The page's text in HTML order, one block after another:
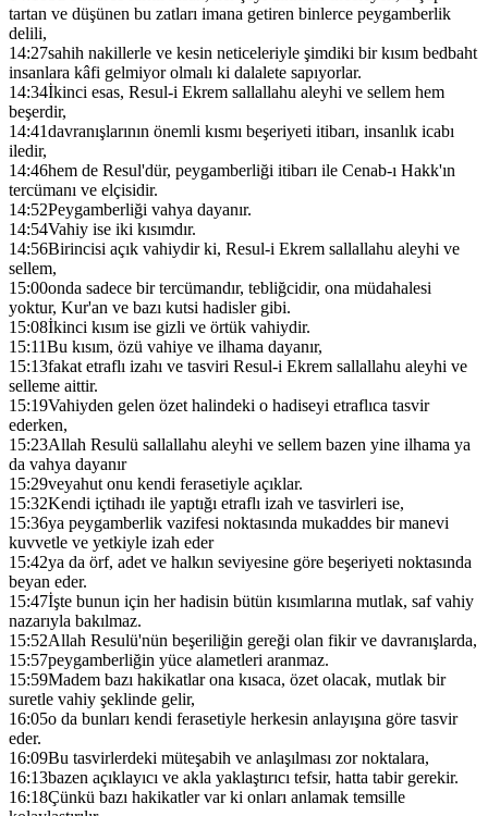
tartan ve düşünen bu zatları imana getiren binlerce peygamberlik
delili,
14:27sahih nakillerle ve kesin neticeleriyle şimdiki bir kısım bedbaht
insanlara kâfi gelmiyor olmalı ki dalalete sapıyorlar.
14:34İkinci esas, Resul-i Ekrem sallallahu aleyhi ve sellem hem
beşerdir,
14:41davranışlarının önemli kısmı beşeriyeti itibarı, insanlık icabı
iledir,
14:46hem de Resul'dür, peygamberliği itibarı ile Cenab-ı Hakk'ın
tercümanı ve elçisidir.
14:52Peygamberliği vahya dayanır.
14:54Vahiy ise iki kısımdır.
14:56Birincisi açık vahiydir ki, Resul-i Ekrem sallallahu aleyhi ve
sellem,
15:00onda sadece bir tercümandır, tebliğcidir, ona müdahalesi
yoktur, Kur'an ve bazı kutsi hadisler gibi.
15:08İkinci kısım ise gizli ve örtük vahiydir.
15:11Bu kısım, özü vahiye ve ilhama dayanır,
15:13fakat etraflı izahı ve tasviri Resul-i Ekrem sallallahu aleyhi ve
selleme aittir.
15:19Vahiyden gelen özet halindeki o hadiseyi etraflıca tasvir
ederken,
15:23Allah Resulü sallallahu aleyhi ve sellem bazen yine ilhama ya
da vahya dayanır
15:29veyahut onu kendi ferasetiyle açıklar.
15:32Kendi içtihadı ile yaptığı etraflı izah ve tasvirleri ise,
15:36ya peygamberlik vazifesi noktasında mukaddes bir manevi
kuvvetle ve yetkiyle izah eder
15:42ya da örf, adet ve halkın seviyesine göre beşeriyeti noktasında
beyan eder.
15:47İşte bunun için her hadisin bütün kısımlarına mutlak, saf vahiy
nazarıyla bakılmaz.
15:52Allah Resulü'nün beşeriliğin gereği olan fikir ve davranışlarda,
15:57peygamberliğin yüce alametleri aranmaz.
15:59Madem bazı hakikatlar ona kısaca, özet olacak, mutlak bir
suretle vahiy şeklinde gelir,
16:05o da bunları kendi ferasetiyle herkesin anlayışına göre tasvir
eder.
16:09Bu tasvirlerdeki müteşabih ve anlaşılması zor noktalara,
16:13bazen açıklayıcı ve akla yaklaştırıcı tefsir, hatta tabir gerekir.
16:18Çünkü bazı hakikatler var ki onları anlamak temsille